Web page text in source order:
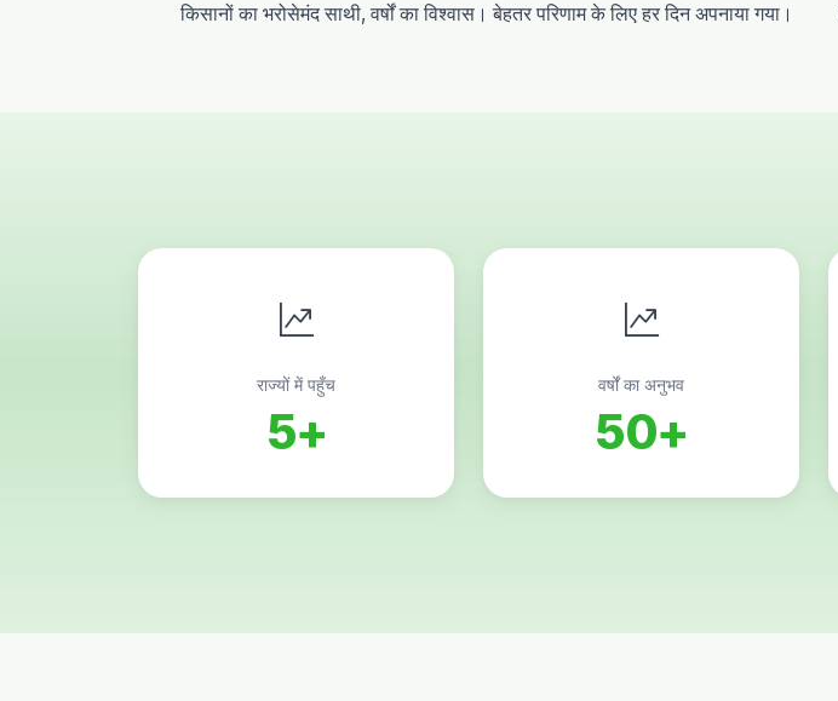
किसानों का भरोसेमंद साथी, वर्षों का विश्वास। बेहतर परिणाम के लिए हर दिन अपनाया गया।
राज्यों में पहुँच
5+
वर्षों का अनुभव
50+